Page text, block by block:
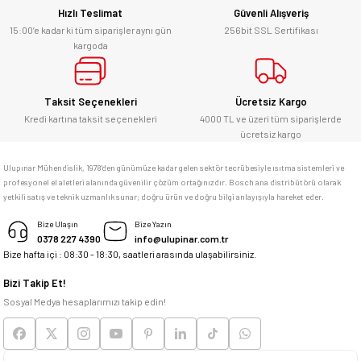
Kesinlikle orjinal ürün, güvenerek
alabilirsiniz.
E... Ü... | 10/06/2026
Bosch marka alet alacaksam kesinlikle
adresim Ulupınar.com.tr
memnun kaldım
Deneyimini Paylaş
Hızlı Teslimat
15:00’e kadar ki tüm siparişler aynı gün
kargoda
Güvenli Alışveriş
256bit SSL Sertifikası
Taksit Seçenekleri
Kredi kartına taksit seçenekleri
Ücretsiz Kargo
4000 TL ve üzeri tüm siparişlerde
ücretsiz kargo
Ulupınar Mühendislik, 1978'den günümüze kadar gelen sektör tecrübesiyle ısıtma sistemleri ve
profesyonel el aletleri alanında güvenilir çözüm ortağınızdır. Bosch ana distribütörü olarak
yetkili satış ve teknik uzmanlık sunar; doğru ürün ve doğru bilgi anlayışıyla hareket eder.
Bize Ulaşın
0378 227 4390
Bize Yazın
info@ulupinar.com.tr
Bize hafta içi : 08:30 - 18:30, saatleri arasında ulaşabilirsiniz.
Bizi Takip Et!
Sosyal Medya hesaplarımızı takip edin!